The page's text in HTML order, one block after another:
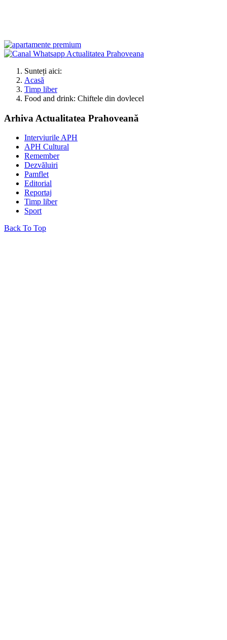
Sunteți aici:
Acasă
Timp liber
Food and drink: Chiftele din dovlecel
Arhiva Actualitatea Prahoveană
Interviurile APH
APH Cultural
Remember
Dezvăluiri
Pamflet
Editorial
Reportaj
Timp liber
Sport
Back To Top